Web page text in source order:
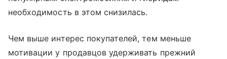
необходимость в этом снизилась.
Чем выше интерес покупателей, тем меньше
мотивации у продавцов удерживать прежний